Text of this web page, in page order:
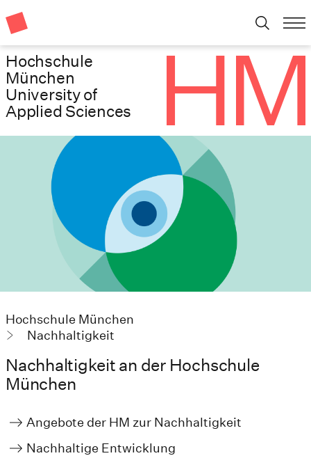
Hochschule
München
University of
Applied Sciences
Hochschule München
Nachhaltigkeit
Nachhaltigkeit an der Hochschule
München
Angebote der HM zur Nachhaltigkeit
Nachhaltige Entwicklung